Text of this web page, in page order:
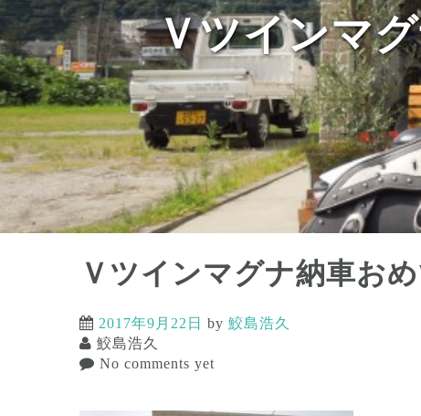
Ｖツインマ
Ｖツインマグナ納車お
2017年9月22日 by 鮫島浩久
鮫島浩久
No comments yet